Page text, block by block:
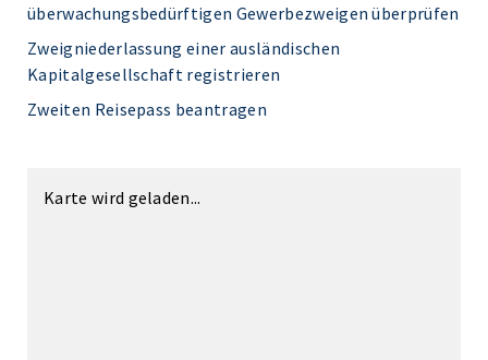
überwachungsbedürftigen Gewerbezweigen überprüfen
Zweigniederlassung einer ausländischen
Kapitalgesellschaft registrieren
Zweiten Reisepass beantragen
Karte wird geladen...